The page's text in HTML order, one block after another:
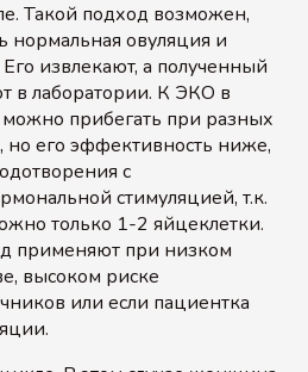
Такой подход возможен,
овуляция и
извлекают, а полученный
в лаборатории. К ЭКО в
прибегать при разных
но его эффективность ниже,
с
стимуляцией, т.к.
только 1-2 яйцеклетки.
применяют при низком
высоком риске
или если пациентка